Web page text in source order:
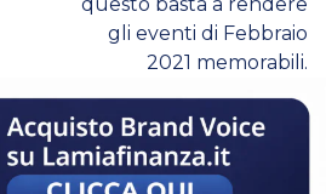
gli eventi di Febbraio
2021 memorabili.